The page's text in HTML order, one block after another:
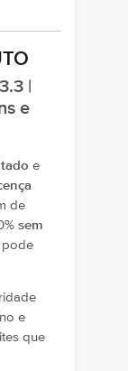
|
e
e
de
sem
pode
e
que